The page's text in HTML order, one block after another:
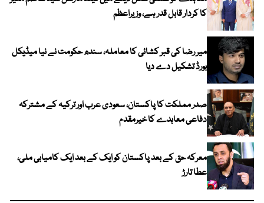
کا کردار قابل قدر ہے، وزیراعظم
میر رضا کی قبر کشائی کا معاملہ، سندھ حکومت نے نیا میڈیکل
بورڈ تشکیل دے دیا
صدر مملکت کا پاکستان، سعودی عرب اور ترکیہ کے مشترکہ
دفاعی معاہدے کا خیرمقدم
معرکہ حق کے بعد پاکستان کو ایک کے بعد ایک کامیابی ملی،
عطا تارڑ